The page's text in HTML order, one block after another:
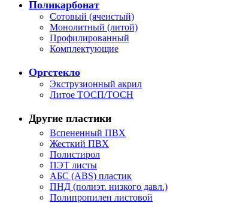
Поликарбонат
Сотовый (ячеистый)
Монолитный (литой)
Профилированный
Комплектующие
Оргстекло
Экструзионный акрил
Литое ТОСП/ТОСН
Другие пластики
Вспененный ПВХ
Жесткий ПВХ
Полистирол
ПЭТ листы
АБС (ABS) пластик
ПНД (полиэт. низкого давл.)
Полипропилен листовой